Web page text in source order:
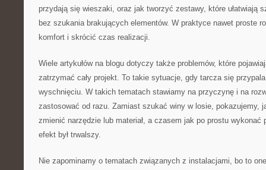
przydają się wieszaki, oraz jak tworzyć zestawy, które ułatwiają
bez szukania brakujących elementów. W praktyce nawet proste
komfort i skrócić czas realizacji.
Wiele artykułów na blogu dotyczy także problemów, które
zatrzymać cały projekt. To takie sytuacje, gdy tarcza się
wyschnięciu. W takich tematach stawiamy na przyczynę i na
zastosować od razu. Zamiast szukać winy w losie, pokazujemy,
zmienić narzędzie lub materiał, a czasem jak po prostu wykonać
efekt był trwalszy.
Nie zapominamy o tematach związanych z instalacjami, bo to